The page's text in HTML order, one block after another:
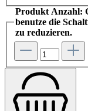
Produkt Anzahl:
benutze die
zu reduzieren.